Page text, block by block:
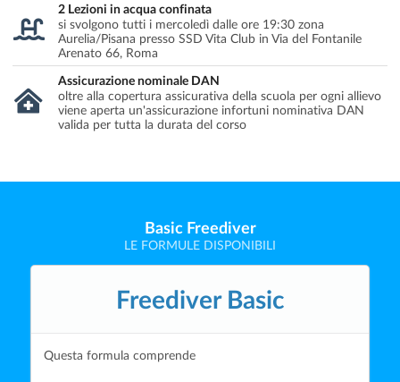
2 Lezioni in acqua confinata
si svolgono tutti i mercoledì dalle ore 19:30 zona
Aurelia/Pisana presso SSD Vita Club in Via del Fontanile
Arenato 66, Roma
Assicurazione nominale DAN
oltre alla copertura assicurativa della scuola per ogni allievo
viene aperta un'assicurazione infortuni nominativa DAN
valida per tutta la durata del corso
Basic Freediver
LE FORMULE DISPONIBILI
Freediver Basic
Questa formula comprende